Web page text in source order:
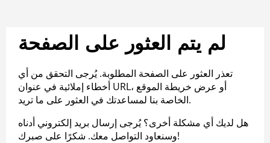
لم يتم العثور على الصفحة
تعذر العثور على الصفحة المطلوبة. يُرجى التحقق من أي
أخطاء إملائية في عنوان URL، أو عرض خريطة الموقع
الخاصة بنا لمساعدتك في العثور على ما تريد.
هل لديك أي مشكلة أخرى؟ يُرجى إرسال بريد إلكتروني أدناه
وسنعاود التواصل معك. شكرًا على صبرك!